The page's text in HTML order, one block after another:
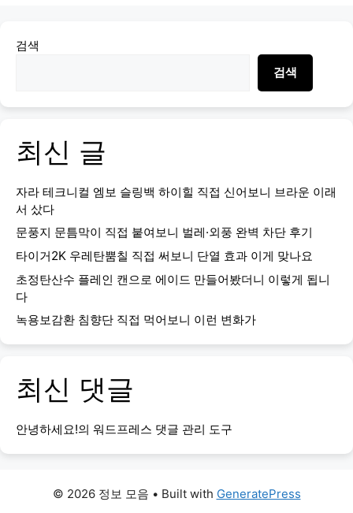
검색
검색
최신 글
자라 테크니컬 엠보 슬링백 하이힐 직접 신어보니 브라운 이래
서 샀다
문풍지 문틈막이 직접 붙여보니 벌레·외풍 완벽 차단 후기
타이거2K 우레탄뿜칠 직접 써보니 단열 효과 이게 맞나요
초정탄산수 플레인 캔으로 에이드 만들어봤더니 이렇게 됩니
다
녹용보감환 침향단 직접 먹어보니 이런 변화가
최신 댓글
안녕하세요!의 워드프레스 댓글 관리 도구
© 2026 정보 모음 • Built with GeneratePress